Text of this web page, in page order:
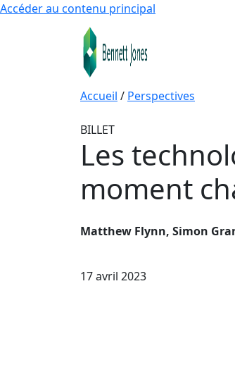
Accéder au contenu principal
Accueil / Perspectives
BILLET
Les
moment
Matthew Flynn, Simon
17 avril 2023